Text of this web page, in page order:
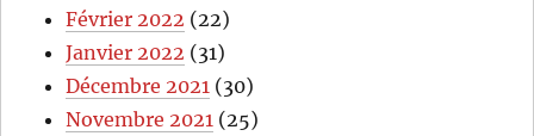
Février 2022 (22)
Janvier 2022 (31)
Décembre 2021 (30)
Novembre 2021 (25)